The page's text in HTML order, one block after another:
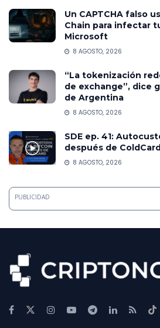
Un CAPTCHA falso
Chain para infectar
Microsoft
8 AGOSTO, 2026
“La tokenización
de exchange”, dice
de Argentina
8 AGOSTO, 2026
SDE ep. 41:
después de
8 AGOSTO, 2026
PUBLICIDAD